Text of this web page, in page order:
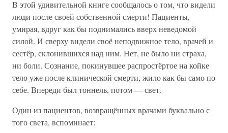
В этой удивительной книге сообщалось о том, что видели
люди после своей собственной смерти! Пациенты,
умирая, вдруг как бы поднимались вверх неведомой
силой. И сверху видели своё неподвижное тело, врачей и
сестёр, склонившихся над ним. Нет, не было ни страха,
ни боли. Сознание, покинувшее распростёртое на койке
тело уже после клинической смерти, жило как бы само по
себе. Впереди был тоннель, потом — свет.
Один из пациентов, возвращённых врачами буквально с
того света, вспоминает: